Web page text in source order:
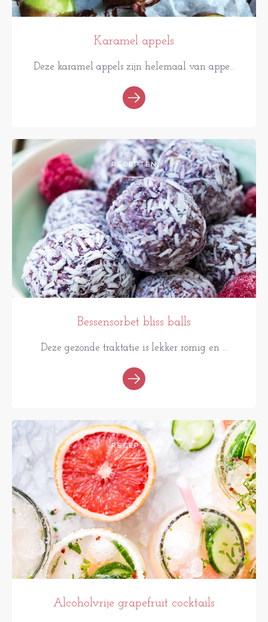
Karamel appels
Deze karamel appels zijn helemaal van appe...
RECEPTEN
Bessensorbet bliss balls
Deze gezonde traktatie is lekker romig en ...
RECEPTEN
Alcoholvrije grapefruit cocktails